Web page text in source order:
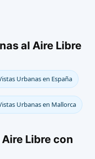
al Aire Libre
Urbanas en España
Urbanas en Mallorca
Libre con